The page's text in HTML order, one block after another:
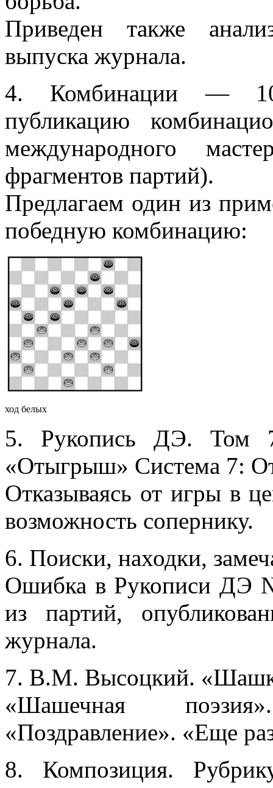
Приведен также
выпуска журнала.
4. Комбинации —
публикацию
международного
фрагментов партий).
Предлагаем один из
победную комбинацию:
ход белых
5. Рукопись ДЭ.
«Отыгрыш» Система 7:
Отказываясь от игры в
возможность сопернику.
6. Поиски, находки,
Ошибка в Рукописи ДЭ
из партий,
журнала.
7. В.М. Высоцкий.
«Шашечная
«Поздравление». «Еще
8. Композиция.